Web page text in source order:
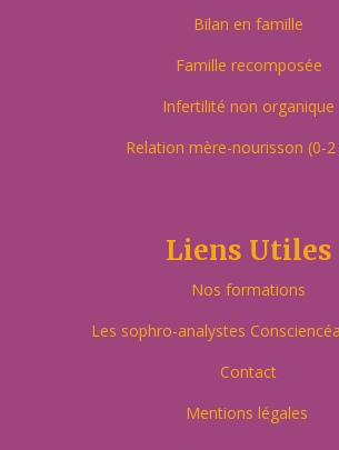
Bilan en famille
Famille recomposée
Infertilité non organique
Relation mère-nourisson (0-2
Liens Utiles
Nos formations
Les sophro-analystes
Contact
Mentions légales